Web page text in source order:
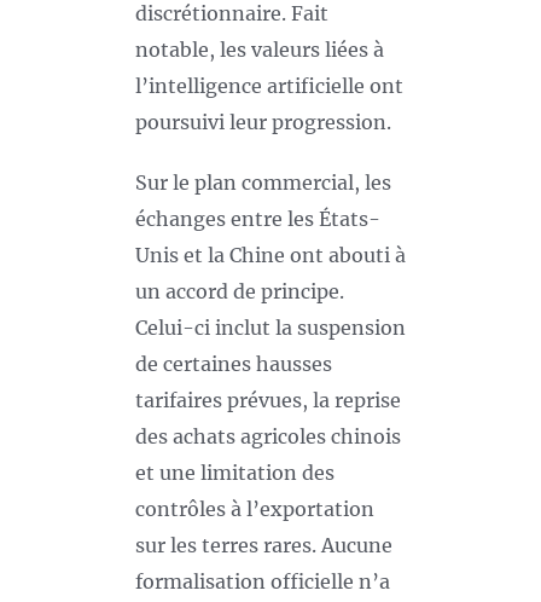
discrétionnaire. Fait
notable, les valeurs liées à
l’intelligence artificielle ont
poursuivi leur progression.
Sur le plan commercial, les
échanges entre les États-
Unis et la Chine ont abouti à
un accord de principe.
Celui-ci inclut la suspension
de certaines hausses
tarifaires prévues, la reprise
des achats agricoles chinois
et une limitation des
contrôles à l’exportation
sur les terres rares. Aucune
formalisation officielle n’a